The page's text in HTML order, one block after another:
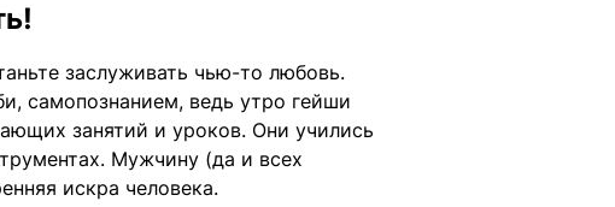
заслуживать чью-то любовь.
самопознанием, ведь утро гейши
занятий и уроков. Они учились
Мужчину (да и всех
искра человека.